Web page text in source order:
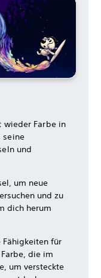
wieder Farbe in
seine
und
um neue
und zu
dich herum
Fähigkeiten für
die im
um versteckte